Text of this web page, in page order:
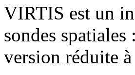
VIRTIS est un
sondes
version réduite